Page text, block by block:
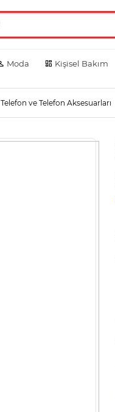
Moda Kişisel Bakım
Telefon ve Telefon Aksesuarları